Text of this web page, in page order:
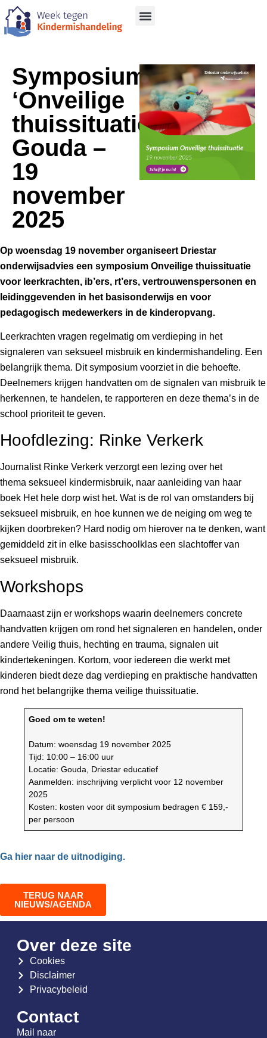
Symposium
‘Onveilige
thuissituatie’,
Gouda –
19
november
2025
Op woensdag 19 november organiseert Driestar
onderwijsadvies een symposium Onveilige thuissituatie
voor leerkrachten, ib’ers, rt’ers, vertrouwenspersonen en
leidinggevenden in het basisonderwijs en voor
pedagogisch medewerkers in de kinderopvang.
Leerkrachten vragen regelmatig om verdieping in het
signaleren van seksueel misbruik en kindermishandeling. Een
belangrijk thema. Dit symposium voorziet in die behoefte.
Deelnemers krijgen handvatten om de signalen van misbruik te
herkennen, te handelen, te rapporteren en deze thema’s in de
school prioriteit te geven.
Hoofdlezing: Rinke Verkerk
Journalist Rinke Verkerk verzorgt een lezing over het
thema seksueel kindermisbruik, naar aanleiding van haar
boek Het hele dorp wist het. Wat is de rol van omstanders bij
seksueel misbruik, en hoe kunnen we de neiging om weg te
kijken doorbreken? Hard nodig om hierover na te denken, want
gemiddeld zit in elke basisschoolklas een slachtoffer van
seksueel misbruik.
Workshops
Daarnaast zijn er workshops waarin deelnemers concrete
handvatten krijgen om rond het signaleren en handelen, onder
andere Veilig thuis, hechting en trauma, signalen uit
kindertekeningen. Kortom, voor iedereen die werkt met
kinderen biedt deze dag verdieping en praktische handvatten
rond het belangrijke thema veilige thuissituatie.
Goed om te weten!
Datum: woensdag 19 november 2025
Tijd: 10:00 – 16:00 uur
Locatie: Gouda, Driestar educatief
Aanmelden: inschrijving verplicht voor 12 november
2025
Kosten: kosten voor dit symposium bedragen € 159,-
per persoon
Ga hier naar de uitnodiging.
TERUG NAAR
NIEUWS/AGENDA
Over deze site
Cookies
Disclaimer
Privacybeleid
Contact
Mail naar